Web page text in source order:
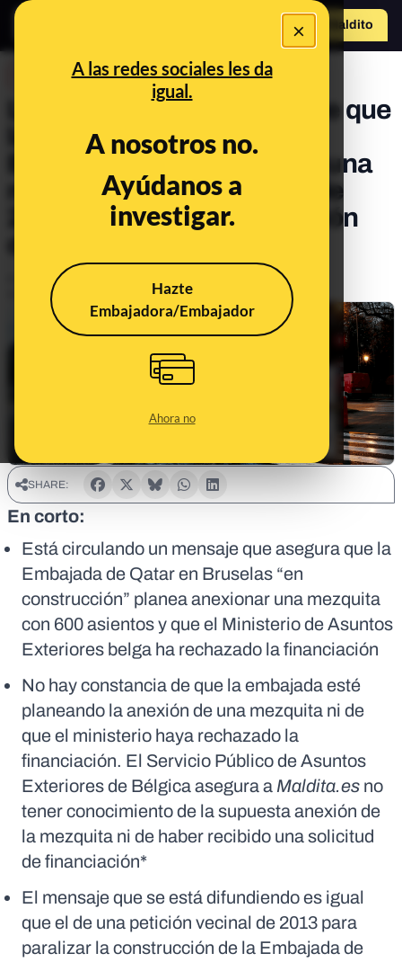
×
A las redes sociales les da
igual.
A nosotros no.
Ayúdanos a
investigar.
Hazte
Embajadora/Embajador
Ahora no
Hazte Maldito
La desinformación que dice que
la Embajada de Qatar en
Bruselas planea anexarse una
mezquita: es un mensaje de
2013 durante la construcción
Publicado el
Actualizado el
Jan 30, 2025, 3:14:00 PM
SHARE:
En corto:
Está circulando un mensaje que asegura que la
Embajada de Qatar en Bruselas “en
construcción” planea anexionar una mezquita
con 600 asientos y que el Ministerio de Asuntos
Exteriores belga ha rechazado la financiación
No hay constancia de que la embajada esté
planeando la anexión de una mezquita ni de
que el ministerio haya rechazado la
financiación. El Servicio Público de Asuntos
Exteriores de Bélgica asegura a Maldita.es no
tener conocimiento de la supuesta anexión de
la mezquita ni de haber recibido una solicitud
de financiación*
El mensaje que se está difundiendo es igual
que el de una petición vecinal de 2013 para
paralizar la construcción de la Embajada de